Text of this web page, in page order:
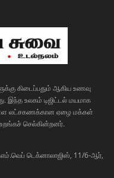
கிடைப்பதும் ஆகிய உணவு
இந்த உலகம் டிஜிட்டல் மயமாக
லட்சகணக்கான ஏழை மக்கள்
செல்கின்றனர்.
டெக்னாலாஜிஸ், 11/6-ஆர்,